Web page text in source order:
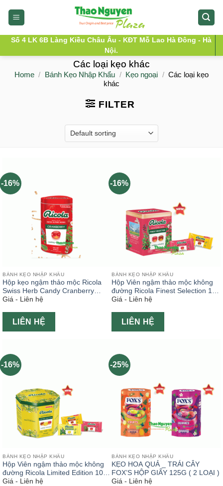
Số 4 LK 6B Làng Kiều Châu Âu - KĐT Mỗ Lao Hà Đông - Hà
Nội.
Các loại kẹo khác
Home / Bánh Kẹo Nhập Khẩu / Kẹo ngoại / Các loại kẹo
khác
FILTER
-16%
BÁNH KẸO NHẬP KHẨU
Hộp kẹo ngậm thảo mộc Ricola
Swiss Herb Candy Cranberry
100g
Giá - Liên hệ
LIÊN HỆ
-16%
BÁNH KẸO NHẬP KHẨU
Hộp Viên ngậm thảo mộc không
đường Ricola Finest Selection 100
g
Giá - Liên hệ
LIÊN HỆ
-16%
BÁNH KẸO NHẬP KHẨU
Hộp Viên ngậm thảo mộc không
đường Ricola Limited Edition 100
g
Giá - Liên hệ
-25%
BÁNH KẸO NHẬP KHẨU
KẸO HOA QUẢ _ TRÁI CÂY
FOX’S HỘP GIẤY 125G ( 2 LOẠI )
Giá - Liên hệ